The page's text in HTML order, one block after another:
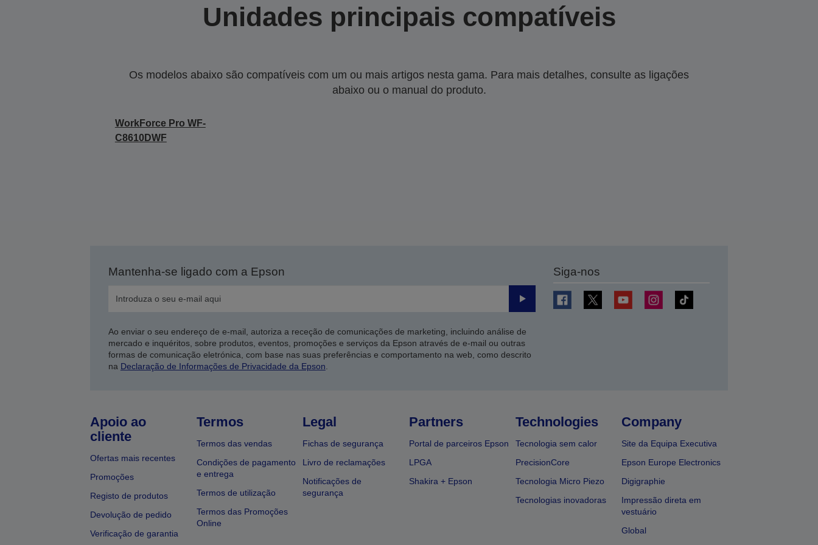
Unidades principais compatíveis
Os modelos abaixo são compatíveis com um ou mais artigos nesta gama. Para mais detalhes, consulte as ligações
abaixo ou o manual do produto.
WorkForce Pro WF-
C8610DWF
Mantenha-se ligado com a Epson
Enviar
Ao enviar o seu endereço de e-mail, autoriza a receção de comunicações de marketing, incluindo análise de
mercado e inquéritos, sobre produtos, eventos, promoções e serviços da Epson através de e-mail ou outras
formas de comunicação eletrónica, com base nas suas preferências e comportamento na web, como descrito
na Declaração de Informações de Privacidade da Epson
Siga-nos
Apoio ao
cliente
Ofertas mais recentes
Promoções
Registo de produtos
Devolução de pedido
Verificação de garantia
Termos
Termos das vendas
Condições de pagamento
e entrega
Termos de utilização
Termos das Promoções
Online
Legal
Fichas de segurança
Livro de reclamações
Notificações de
segurança
Partners
Portal de parceiros Epson
LPGA
Shakira + Epson
Technologies
Tecnologia sem calor
PrecisionCore
Tecnologia Micro Piezo
Tecnologias inovadoras
Company
Site da Equipa Executiva
Epson Europe Electronics
Digigraphie
Impressão direta em
vestuário
Global